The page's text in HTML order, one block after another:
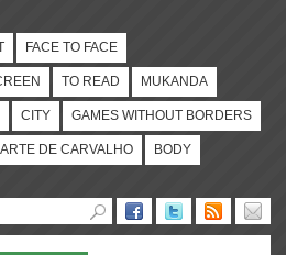
FACE TO FACE
TO READ MUKANDA
CITY GAMES WITHOUT BORDERS
DE CARVALHO BODY